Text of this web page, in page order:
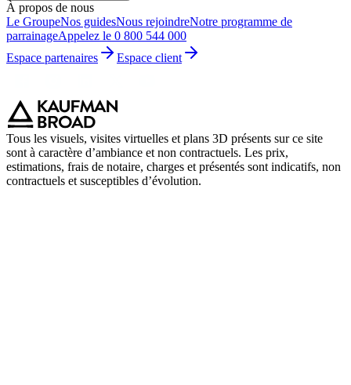
À propos de nous
Le GroupeNos guidesNous rejoindreNotre programme de
parrainageAppelez le 0 800 544 000
Espace partenaires
Espace client
Tous les visuels, visites virtuelles et plans 3D présents sur ce site
sont à caractère d’ambiance et non contractuels. Les prix,
estimations, frais de notaire, charges et présentés sont indicatifs, non
contractuels et susceptibles d’évolution.